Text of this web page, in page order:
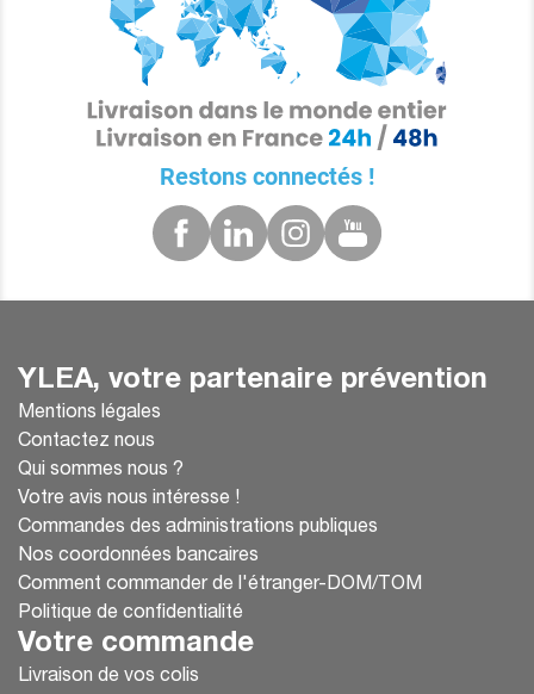
Restons connectés !
YLEA, votre partenaire prévention
Mentions légales
Contactez nous
Qui sommes nous ?
Votre avis nous intéresse !
Commandes des administrations publiques
Nos coordonnées bancaires
Comment commander de l'étranger-DOM/TOM
Politique de confidentialité
Votre commande
Livraison de vos colis